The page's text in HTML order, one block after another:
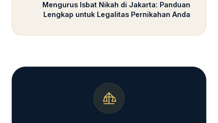
Mengurus Isbat Nikah di Jakarta: Panduan
Lengkap untuk Legalitas Pernikahan Anda